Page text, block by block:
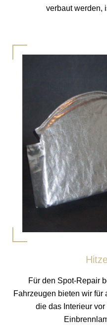
verbaut werden,
Für den Spot-Repair
Fahrzeugen bieten wir
die das Interieur